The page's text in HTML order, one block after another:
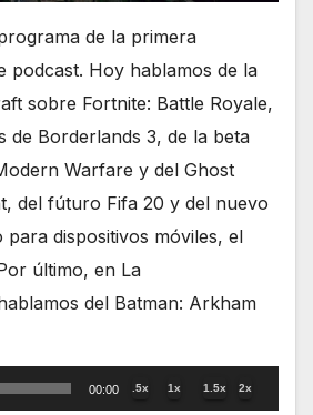
de la primera
podcast. Hoy hablamos de la
sobre Fortnite: Battle Royale,
de Borderlands 3, de la beta
Warfare y del Ghost
del fúturo Fifa 20 y del nuevo
para dispositivos móviles, el
último, en La
del Batman: Arkham
00:00 .5x 1x 1.5x 2x